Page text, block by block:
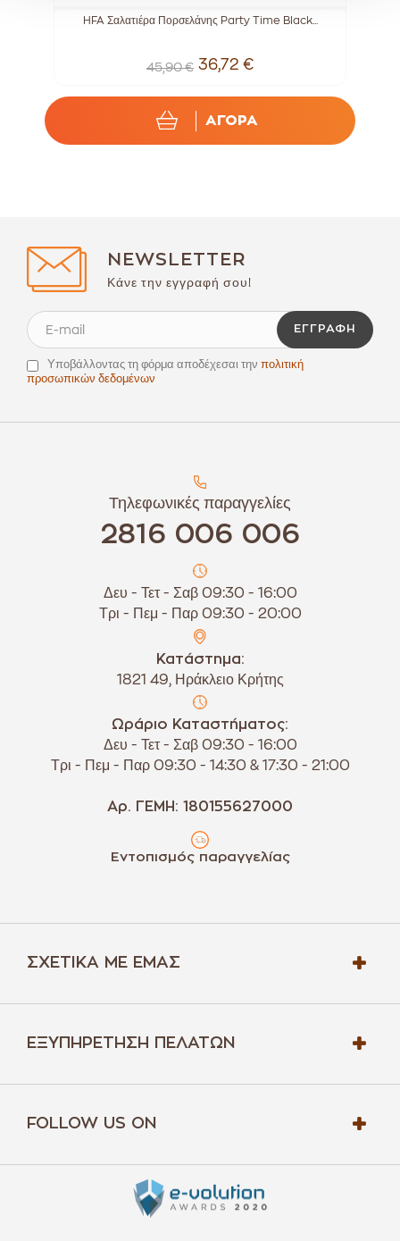
HFA Σαλατιέρα Πορσελάνης Party Time Black...
45,90 € 36,72 €
ΑΓΟΡΑ
NEWSLETTER
Κάνε την εγγραφή σου!
ΕΓΓΡΑΦΉ
Υποβάλλοντας τη φόρμα αποδέχεσαι την πολιτική
προσωπικών δεδομένων
Τηλεφωνικές παραγγελίες
2816 006 006
Δευ - Τετ - Σαβ 09:30 - 16:00
Τρι - Πεμ - Παρ 09:30 - 20:00
Κατάστημα:
1821 49, Ηράκλειο Κρήτης
Ωράριο Καταστήματος:
Δευ - Τετ - Σαβ 09:30 - 16:00
Τρι - Πεμ - Παρ 09:30 - 14:30 & 17:30 - 21:00
Αρ. ΓΕΜΗ: 180155627000
Εντοπισμός παραγγελίας
ΣΧΕΤΙΚΆ ΜΕ ΕΜΆΣ
ΕΞΥΠΗΡΈΤΗΣΗ ΠΕΛΑΤΏΝ
FOLLOW US ON